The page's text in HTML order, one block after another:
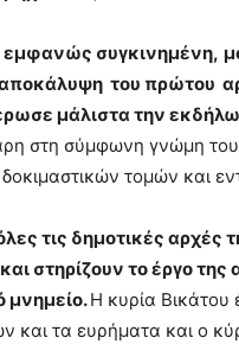
εμφανώς συγκινημένη,
του πρώτου
μάλιστα την
στη σύμφωνη γνώμη
τομών και
τις δημοτικές αρχές
και στηρίζουν το έργο
μνημείο.Η κυρία Βικάτου
τα ευρήματα και ο